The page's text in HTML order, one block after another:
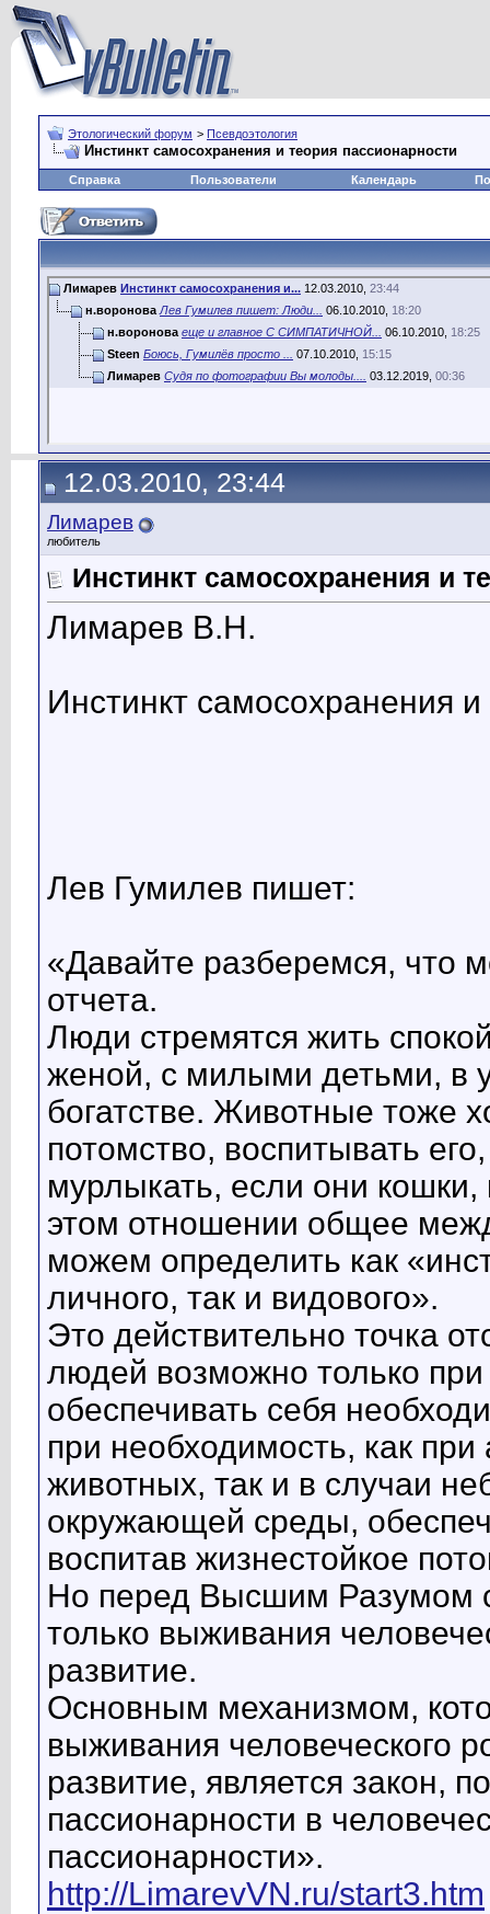
Этологический форум > Псевдоэтология
Инстинкт самосохранения и теория пассионарности
Справка Пользователи Календарь
Лимарев Инстинкт самосохранения и... 12.03.2010, 23:44
н.воронова Лев Гумилев пишет: Люди... 06.10.2010, 18:20
н.воронова еще и главное С СИМПАТИЧНОЙ... 06.10.2010, 18:25
Steen Боюсь, Гумилёв просто ... 07.10.2010, 15:15
Лимарев Судя по фотографии Вы молоды.... 03.12.2019, 00:36
12.03.2010, 23:44
Лимарев
любитель
Инстинкт самосохранения и
Лимарев В.Н.
Инстинкт самосохранения
Лев Гумилев пишет:
«Давайте разберемся, что
отчета.
Люди стремятся жить
женой, с милыми детьми, в
богатстве. Животные тоже
потомство, воспитывать
мурлыкать, если они
этом отношении общее
можем определить как
личного, так и видового».
Это действительно точка
людей возможно только
обеспечивать себя
при необходимость, как
животных, так и в случаи
окружающей среды,
воспитав жизнестойкое
Но перед Высшим Разумом
только выживания
развитие.
Основным механизмом,
выживания человеческого
развитие, является закон,
пассионарности в
пассионарности».
http://LimarevVN.ru/start3.htm